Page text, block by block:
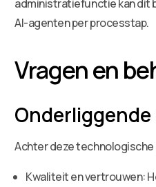
administratiefunctie kan dit
AI-agenten per processtap.
Vragen en
Achter deze technologische
Kwaliteit en vertrouwen: